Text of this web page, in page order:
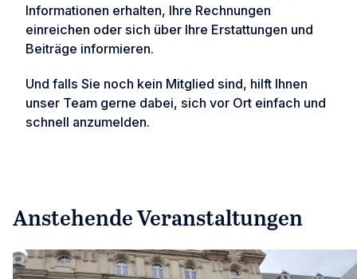
Informationen erhalten, Ihre Rechnungen
einreichen oder sich über Ihre Erstattungen und
Beiträge informieren.
Und falls Sie noch kein Mitglied sind, hilft Ihnen
unser Team gerne dabei, sich vor Ort einfach und
schnell anzumelden.
Anstehende Veranstaltungen